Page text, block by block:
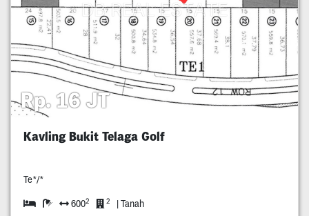
Rp. 16 JT
Kavling Bukit Telaga Golf
Te*/*
6002 2 | Tanah